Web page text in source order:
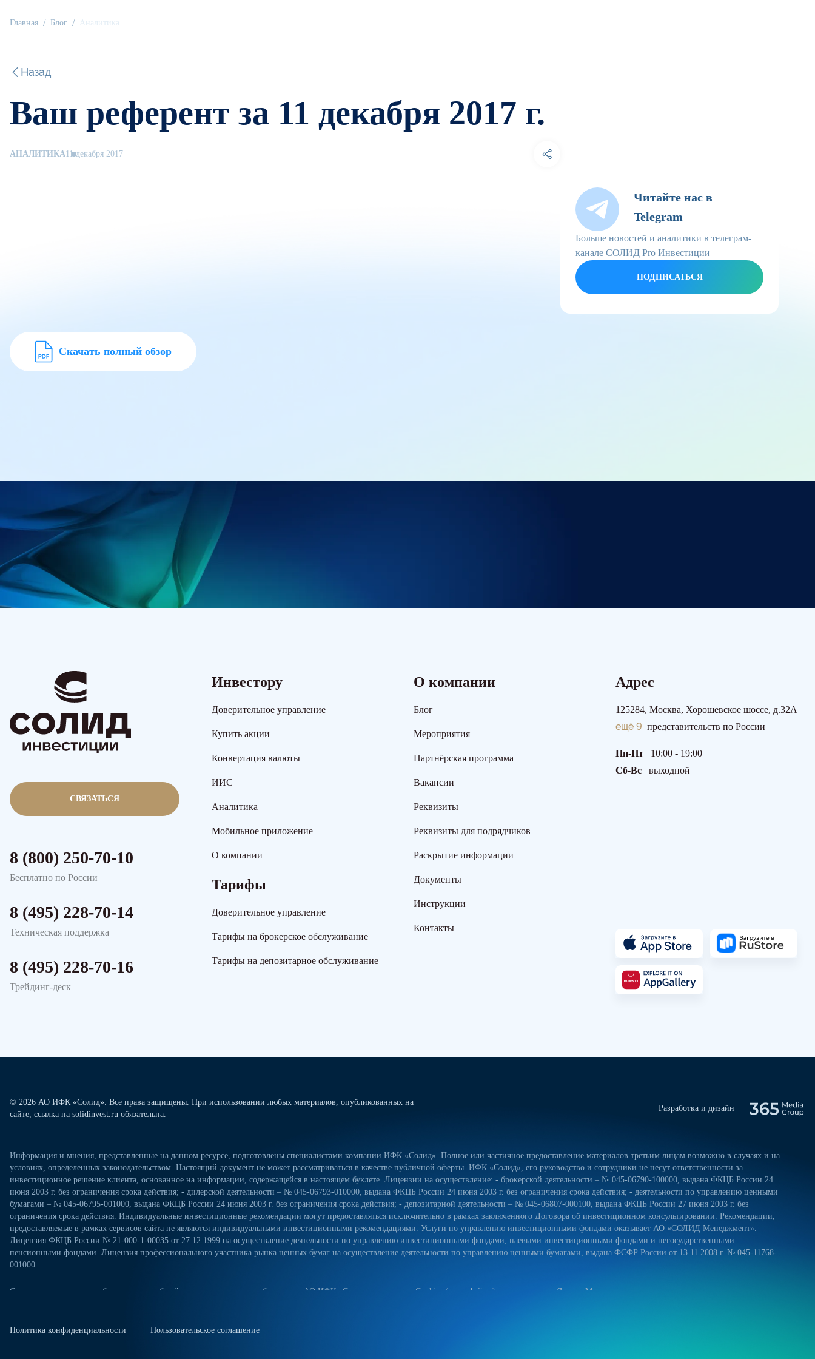
Главная Блог Аналитика
Назад
Ваш референт за 11 декабря 2017 г.
АНАЛИТИКА11 декабря 2017
Читайте нас в
Telegram
Больше новостей и аналитики в телеграм-
канале СОЛИД Pro Инвестиции
ПОДПИСАТЬСЯ
Скачать полный обзор
СВЯЗАТЬСЯ
8 (800) 250-70-10
Бесплатно по России
8 (495) 228-70-14
Техническая поддержка
8 (495) 228-70-16
Трейдинг-деск
Инвестору
Доверительное управление
Купить акции
Конвертация валюты
ИИС
Аналитика
Мобильное приложение
О компании
Тарифы
Доверительное управление
Тарифы на брокерское обслуживание
Тарифы на депозитарное обслуживание
О компании
Блог
Мероприятия
Партнёрская программа
Вакансии
Реквизиты
Реквизиты для подрядчиков
Раскрытие информации
Документы
Инструкции
Контакты
Адрес
125284, Москва, Хорошевское шоссе, д.32А
ещё 9 представительств по России
Пн-Пт
10:00 - 19:00
Сб-Вс
выходной
© 2026 АО ИФК «Солид». Все права защищены. При использовании любых материалов, опубликованных на
сайте, ссылка на solidinvest.ru обязательна.
Разработка и дизайн
Информация и мнения, представленные на данном ресурсе, подготовлены специалистами компании ИФК «Солид». Полное или частичное предоставление материалов третьим лицам возможно в случаях и на
условиях, определенных законодательством. Настоящий документ не может рассматриваться в качестве публичной оферты. ИФК «Солид», его руководство и сотрудники не несут ответственности за
инвестиционное решение клиента, основанное на информации, содержащейся в настоящем буклете. Лицензии на осуществление: - брокерской деятельности – № 045-06790-100000, выдана ФКЦБ России 24
июня 2003 г. без ограничения срока действия; - дилерской деятельности – № 045-06793-010000, выдана ФКЦБ России 24 июня 2003 г. без ограничения срока действия; - деятельности по управлению ценными
бумагами – № 045-06795-001000, выдана ФКЦБ России 24 июня 2003 г. без ограничения срока действия; - депозитарной деятельности – № 045-06807-000100, выдана ФКЦБ России 27 июня 2003 г. без
ограничения срока действия. Индивидуальные инвестиционные рекомендации могут предоставляться исключительно в рамках заключенного Договора об инвестиционном консультировании. Рекомендации,
предоставляемые в рамках сервисов сайта не являются индивидуальными инвестиционными рекомендациями. Услуги по управлению инвестиционными фондами оказывает АО «СОЛИД Менеджмент».
Лицензия ФКЦБ России № 21-000-1-00035 от 27.12.1999 на осуществление деятельности по управлению инвестиционными фондами, паевыми инвестиционными фондами и негосударственными
пенсионными фондами. Лицензия профессионального участника рынка ценных бумаг на осуществление деятельности по управлению ценными бумагами, выдана ФСФР России от 13.11.2008 г. № 045-11768-
001000.
С целью оптимизации работы нашего веб-сайта и его постоянного обновления АО ИФК «Солид» использует Cookies (куки-файлы), а также сервис Яндекс.Метрика для статистического анализа данных о
сайте. Куки-файлы — это небольшие файлы, которые сохраняются на жестком диске вашего устройства. Они облегчают навигацию и делают посещение сайта более удобным. Если вы не хотите использовать
Политика конфиденциальности Пользовательское соглашение